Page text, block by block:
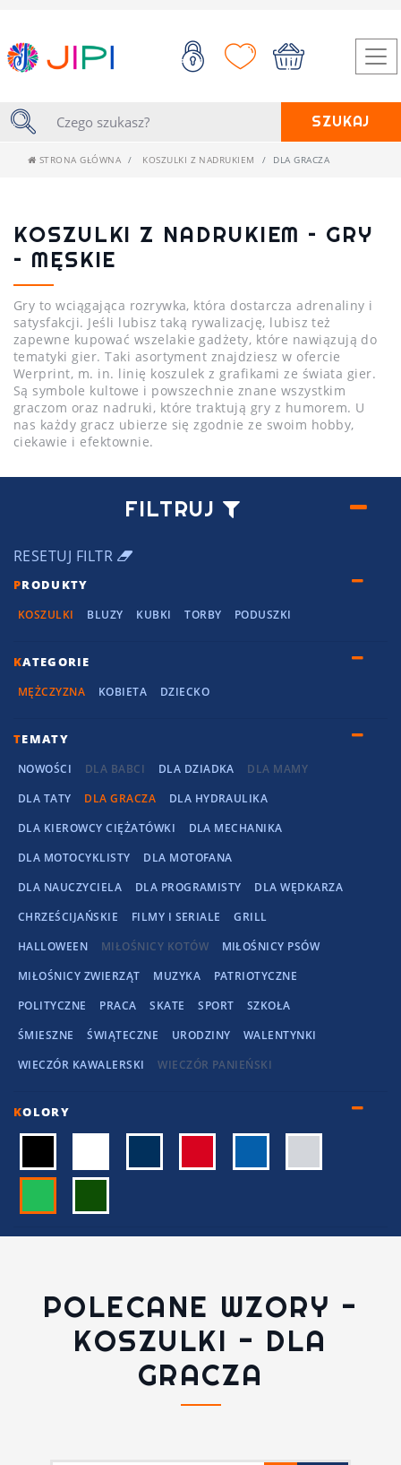
SZUKAJ
STRONA GŁÓWNA KOSZULKI Z NADRUKIEM DLA GRACZA
KOSZULKI Z NADRUKIEM – GRY
– MĘSKIE
Gry to wciągająca rozrywka, która dostarcza adrenaliny i
satysfakcji. Jeśli lubisz taką rywalizację, lubisz też
zapewne kupować wszelakie gadżety, które nawiązują do
tematyki gier. Taki asortyment znajdziesz w ofercie
Werprint, m. in. linię koszulek z grafikami ze świata gier.
Są symbole kultowe i powszechnie znane wszystkim
graczom oraz nadruki, które traktują gry z humorem. U
nas każdy gracz ubierze się zgodnie ze swoim hobby,
ciekawie i efektownie.
FILTRUJ
RESETUJ FILTR
PRODUKTY
KOSZULKI BLUZY KUBKI TORBY PODUSZKI
KATEGORIE
MĘŻCZYZNA KOBIETA DZIECKO
TEMATY
NOWOŚCI DLA BABCI DLA DZIADKA
DLA MAMY
DLA TATY
DLA GRACZA
DLA HYDRAULIKA
DLA KIEROWCY CIĘŻATÓWKI
DLA MECHANIKA
DLA MOTOCYKLISTY
DLA MOTOFANA
DLA NAUCZYCIELA
DLA PROGRAMISTY
DLA WĘDKARZA
CHRZEŚCIJAŃSKIE
FILMY I SERIALE
GRILL
HALLOWEEN
MIŁOŚNICY KOTÓW
MIŁOŚNICY PSÓW
MIŁOŚNICY ZWIERZĄT
MUZYKA
PATRIOTYCZNE
POLITYCZNE
PRACA SKATE SPORT
SZKOŁA
ŚMIESZNE
ŚWIĄTECZNE URODZINY
WALENTYNKI
WIECZÓR KAWALERSKI
WIECZÓR PANIEŃSKI
KOLORY
POLECANE WZORY -
KOSZULKI - DLA
GRACZA